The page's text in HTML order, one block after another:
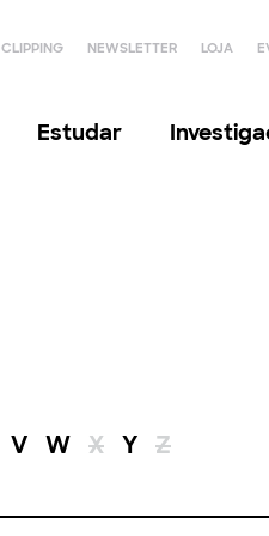
CLIPPING NEWSLETTER LOJA
Estudar
V W X Y Z